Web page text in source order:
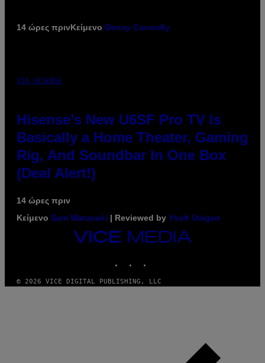
14 ώρες πρινΚείμενο Denny Connolly
VIA HISENSE
Hisense’s New U6SF Pro TV Is
Basically a Home Theater, Gaming
Rig, And Soundbar In One Box
(Deal Alert!)
14 ώρες πριν
Κείμενο Sam Watanuki | Reviewed by Ysolt Usigan
VICE
MEDIA
© 2026 VICE DIGITAL PUBLISHING, LLC